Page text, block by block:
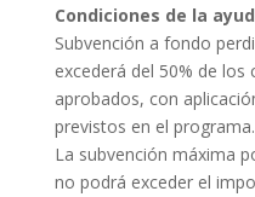
Condiciones de la
Subvención a fondo
excederá del 50% de los
aprobados, con
previstos en el programa.
La subvención máxima
no podrá exceder el